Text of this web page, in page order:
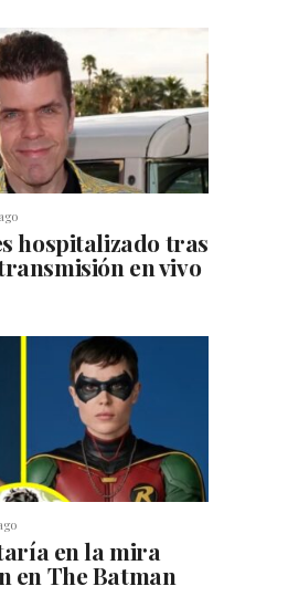
hospitalizado tras
en vivo
en la mira
en The Batman